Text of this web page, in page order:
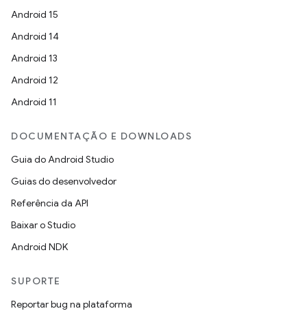
Android 15
Android 14
Android 13
Android 12
Android 11
DOCUMENTAÇÃO E DOWNLOADS
Guia do Android Studio
Guias do desenvolvedor
Referência da API
Baixar o Studio
Android NDK
SUPORTE
Reportar bug na plataforma